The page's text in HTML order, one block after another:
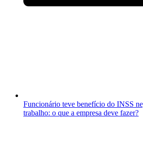
Funcionário teve benefício do INSS
trabalho: o que a empresa deve fazer?